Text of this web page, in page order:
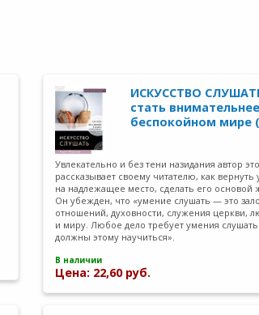
ИСКУССТВО
стать
беспокойном мире
Увлекательно и без тени назидания автор
рассказывает своему читателю, как
на надлежащее место, сделать его основой
Он убежден, что «умение слушать — это
отношений, духовности, служения церкви,
и миру. Любое дело требует умения
должны этому научиться».
В наличии
Цена: 22,60 руб.